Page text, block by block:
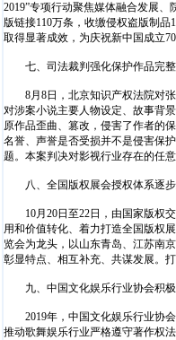
2019”专项行动聚焦媒体融合发展
版链接110万条，收缴侵权盗版制品
取得显著成效，为庆祝新中国成立
七、司法裁判强化保护作品完
8月8日，北京知识产权法院对张
对涉案小说主要人物设定、故事背
原作品歪曲、篡改，侵害了作者的
名誉、声誉是否受损并不是侵害保
题。本案判决对影视行业存在的任
八、全国版权展会授权体系逐
10月20日至22日，由国家版权交
用和价值转化、着力打造全国版权
览会为龙头，以山东青岛、江苏南
彰显特点、相互补充、共谋发展。
九、中国文化娱乐行业协会积极
2019年，中国文化娱乐行业协会
推动歌舞娱乐行业严格遵守著作权